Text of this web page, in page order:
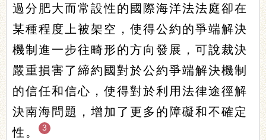
過分肥大而常設性的國際海洋法法庭卻在
某種程度上被架空，使得公約的爭端解決
機制進一步往畸形的方向發展，可說裁決
嚴重損害了締約國對於公約爭端解決機制
的信任和信心，使得對於利用法律途徑解
決南海問題，增加了更多的障礙和不確定
性。
3